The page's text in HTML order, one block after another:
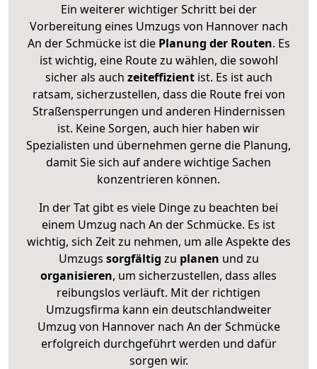
Ein weiterer wichtiger Schritt bei der
Vorbereitung eines Umzugs von Hannover nach
An der Schmücke ist diePlanung der Routen. Es
ist wichtig, eine Route zu wählen, die sowohl
sicher als auch zeiteffizientist. Es ist auch
ratsam, sicherzustellen, dass die Route frei von
Straßensperrungen und anderen Hindernissen
ist. Keine Sorgen, auch hier haben wir
Spezialisten und übernehmen gerne die Planung,
damit Sie sich auf andere wichtige Sachen
konzentrieren können.
In der Tat gibt es viele Dinge zu beachten bei
einem Umzug nach An der Schmücke. Es ist
wichtig, sich Zeit zu nehmen, um alle Aspekte des
Umzugs sorgfältig zu planen und zu
organisieren, um sicherzustellen, dass alles
reibungslos verläuft. Mit der richtigen
Umzugsfirma kann ein deutschlandweiter
Umzug von Hannover nach An der Schmücke
erfolgreich durchgeführt werden und dafür
sorgen wir.